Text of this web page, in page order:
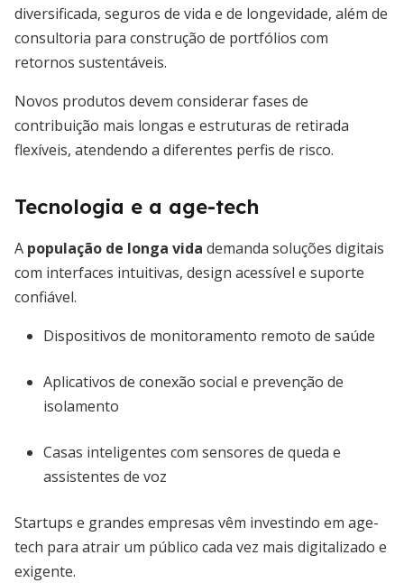
diversificada, seguros de vida e de longevidade, além de
consultoria para construção de portfólios com
retornos sustentáveis.
Novos produtos devem considerar fases de
contribuição mais longas e estruturas de retirada
flexíveis, atendendo a diferentes perfis de risco.
Tecnologia e a age-tech
A população de longa vida demanda soluções digitais
com interfaces intuitivas, design acessível e suporte
confiável.
Dispositivos de monitoramento remoto de saúde
Aplicativos de conexão social e prevenção de
isolamento
Casas inteligentes com sensores de queda e
assistentes de voz
Startups e grandes empresas vêm investindo em age-
tech para atrair um público cada vez mais digitalizado e
exigente.